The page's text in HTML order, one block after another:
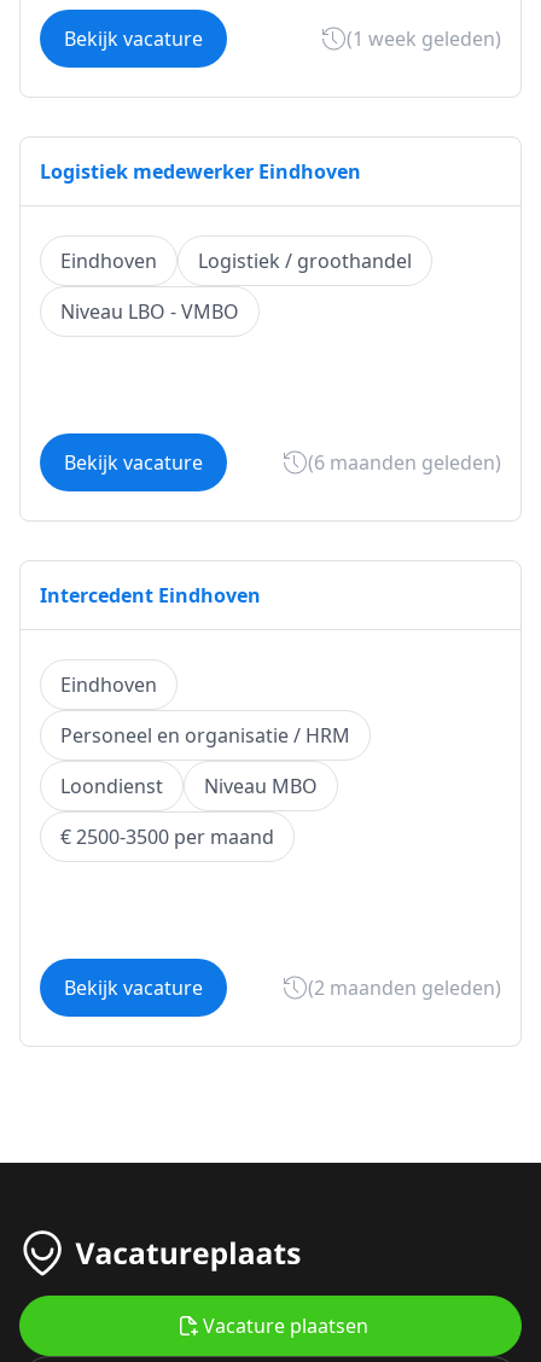
Bekijk vacature (1 week geleden)
Logistiek medewerker Eindhoven
Eindhoven
Logistiek / groothandel
Niveau LBO - VMBO
Bekijk vacature (6 maanden geleden)
Intercedent Eindhoven
Eindhoven
Personeel en organisatie / HRM
Loondienst
Niveau MBO
€ 2500-3500 per maand
Bekijk vacature (2 maanden geleden)
Vacature plaatsen